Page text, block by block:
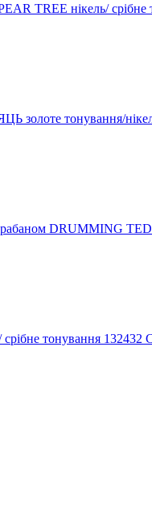
TREE нікель/
тонування/
DRUMMING
тонування